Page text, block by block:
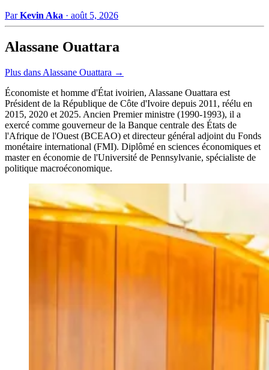
ParKevin Aka · août 5, 2026
Alassane Ouattara
Plus dans Alassane Ouattara →
Économiste et homme d'État ivoirien, Alassane Ouattara est
Président de la République de Côte d'Ivoire depuis 2011, réélu en
2015, 2020 et 2025. Ancien Premier ministre (1990-1993), il a
exercé comme gouverneur de la Banque centrale des États de
l'Afrique de l'Ouest (BCEAO) et directeur général adjoint du Fonds
monétaire international (FMI). Diplômé en sciences économiques et
master en économie de l'Université de Pennsylvanie, spécialiste de
politique macroéconomique.